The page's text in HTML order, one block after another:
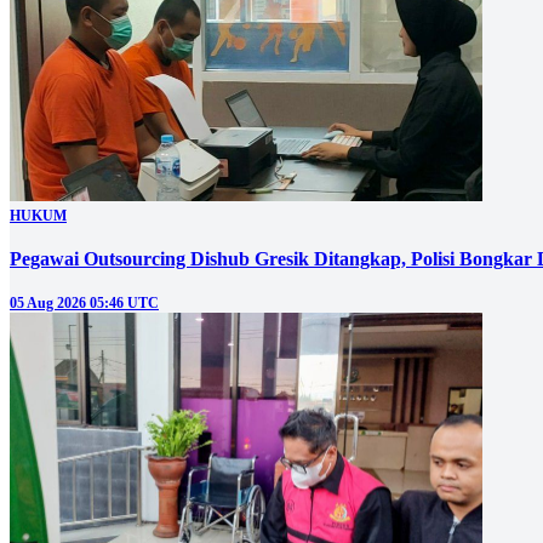
HUKUM
Pegawai Outsourcing Dishub Gresik Ditangkap, Polisi
05 Aug 2026 05:46 UTC